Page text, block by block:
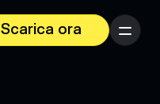
Scarica ora
Menu